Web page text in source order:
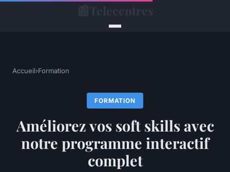
Accueil›Formation
FORMATION
Améliorez vos soft skills avec
notre programme interactif
complet